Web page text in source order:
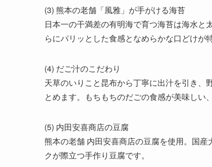
(3) 熊本の老舗「風雅」が手がける海苔
日本一の干満差の有明海で育つ海苔は海水と
らにパリッとした食感となめらかな口どけが
(4) だご汁のこだわり
天草のいりこと昆布から丁寧に出汁を引き、
とめます。もちもちのだごの食感が美味しい
(5) 内田安喜商店の豆腐
熊本の老舗 内田安喜商店の豆腐を使用。国
クが際立つ手作り豆腐です。